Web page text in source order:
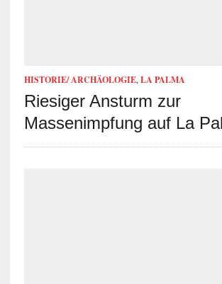
HISTORIE/ ARCHÄOLOGIE, LA PALMA
Riesiger Ansturm zur
Massenimpfung auf La